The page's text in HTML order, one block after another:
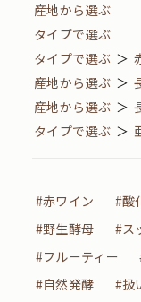
産地から選ぶ
タイプで選ぶ
タイプで選ぶ ＞
産地から選ぶ ＞
産地から選ぶ ＞
タイプで選ぶ ＞
#赤ワイン #酸
#野生酵母
#ス
#フルーティー
#自然発酵
#扱